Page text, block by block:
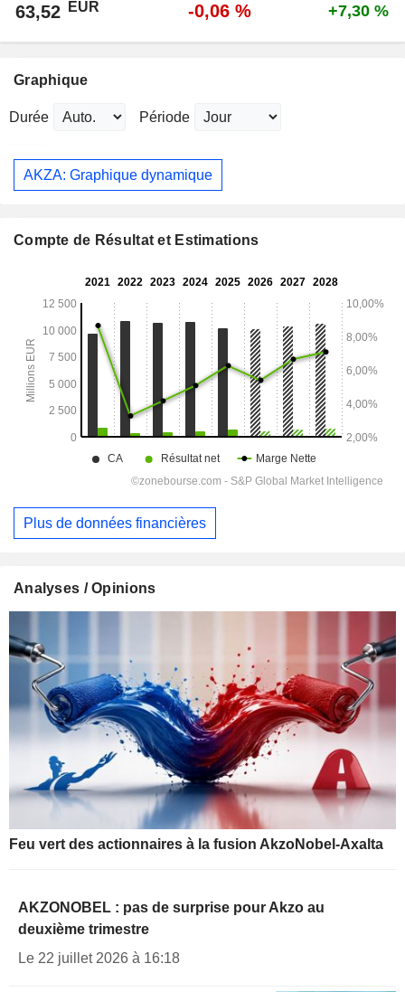
63,52 EUR -0,06 % +7,30 %
Graphique
Durée Période
AKZA: Graphique dynamique
Compte de Résultat et Estimations
Plus de données financières
Analyses / Opinions
Feu vert des actionnaires à la fusion AkzoNobel-Axalta
AKZONOBEL : pas de surprise pour Akzo au
deuxième trimestre
Le 22 juillet 2026 à 16:18